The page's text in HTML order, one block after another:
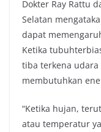
Dokter Ray Rattu
Selatan
dapat
Ketika
tiba terkena
membutuhkan
“Ketika hujan,
atau temperatur